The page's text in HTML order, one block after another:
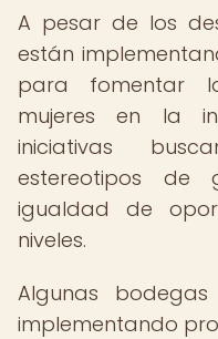
A pesar de los
están
para fomentar
mujeres en la
iniciativas
estereotipos de
igualdad de
niveles.
Algunas
implementando